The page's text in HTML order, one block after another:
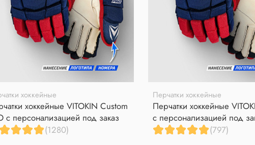
хоккейные
хоккейные VITOKIN Custom
с персонализацией под заказ
(1280)
Перчатки хоккейные
Перчатки хоккейные
с персонализацией под
(797)